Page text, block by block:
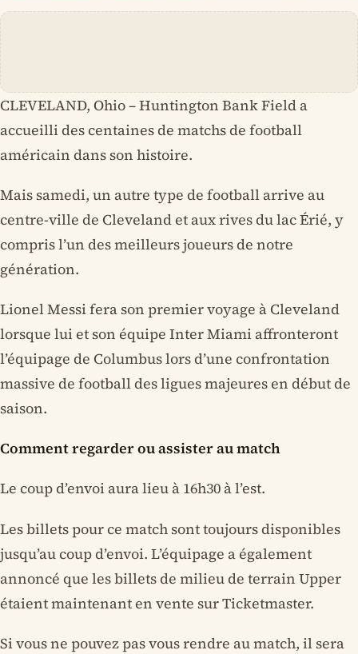
CLEVELAND, Ohio – Huntington Bank Field a
accueilli des centaines de matchs de football
américain dans son histoire.
Mais samedi, un autre type de football arrive au
centre-ville de Cleveland et aux rives du lac Érié, y
compris l’un des meilleurs joueurs de notre
génération.
Lionel Messi fera son premier voyage à Cleveland
lorsque lui et son équipe Inter Miami affronteront
l’équipage de Columbus lors d’une confrontation
massive de football des ligues majeures en début de
saison.
Comment regarder ou assister au match
Le coup d’envoi aura lieu à 16h30 à l’est.
Les billets pour ce match sont toujours disponibles
jusqu’au coup d’envoi. L’équipage a également
annoncé que les billets de milieu de terrain Upper
étaient maintenant en vente sur Ticketmaster.
Si vous ne pouvez pas vous rendre au match, il sera